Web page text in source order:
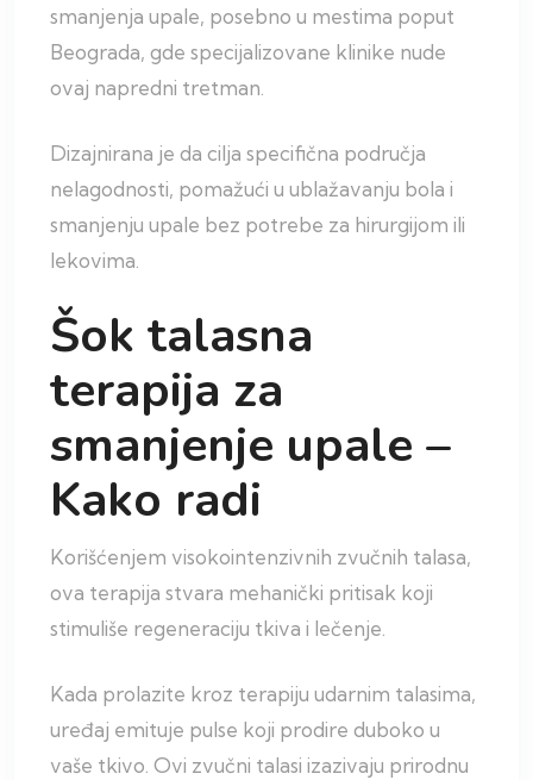
smanjenja upale, posebno u mestima poput
Beograda, gde specijalizovane klinike nude
ovaj napredni tretman.
Dizajnirana je da cilja specifična područja
nelagodnosti, pomažući u ublažavanju bola i
smanjenju upale bez potrebe za hirurgijom ili
lekovima.
Šok talasna
terapija za
smanjenje upale –
Kako radi
Korišćenjem visokointenzivnih zvučnih talasa,
ova terapija stvara mehanički pritisak koji
stimuliše regeneraciju tkiva i lečenje.
Kada prolazite kroz terapiju udarnim talasima,
uređaj emituje pulse koji prodire duboko u
vaše tkivo. Ovi zvučni talasi izazivaju prirodnu